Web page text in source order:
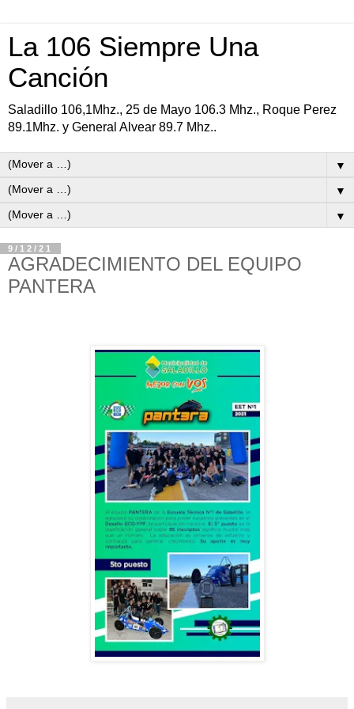
La 106 Siempre Una
Canción
Saladillo 106,1Mhz., 25 de Mayo 106.3 Mhz., Roque Perez
89.1Mhz. y General Alvear 89.7 Mhz..
▼
▼
▼
9/12/21
AGRADECIMIENTO DEL EQUIPO
PANTERA